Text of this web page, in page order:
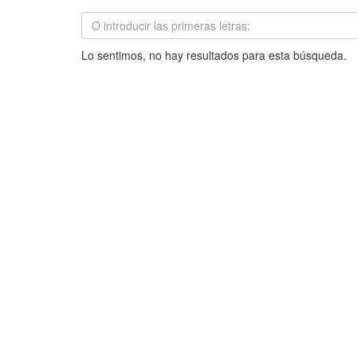
Lo sentimos, no hay resultados para esta búsqueda.